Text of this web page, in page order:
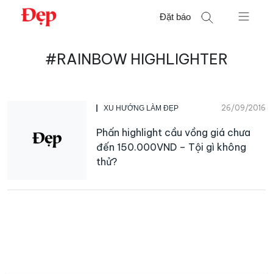
Chuyển
Đặt báo
#RAINBOW HIGHLIGHTER
XU HƯỚNG LÀM ĐẸP 26/09/2016
Phấn highlight cầu vồng giá chưa
đến 150.000VND – Tội gì không
thử?